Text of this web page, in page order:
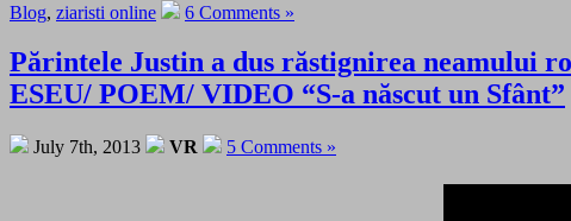
Blog, ziaristi online 6 Comments »
Părintele Justin a dus răstignirea neamului
ESEU/ POEM/ VIDEO “S-a născut un Sfânt”
July 7th, 2013 VR 5 Comments »